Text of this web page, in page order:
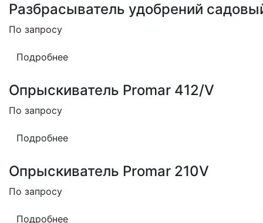
Разбрасыватель удобрений
По запросу
Подробнее
Опрыскиватель Promar 412/V
По запросу
Подробнее
Опрыскиватель Promar 210V
По запросу
Подробнее